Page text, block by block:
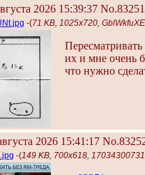
2026 15:39:37 No.83251
-(71 KB, 1025x720,
их и мне очень
что нужно
2026 15:41:17
-(149 KB, 700x618,